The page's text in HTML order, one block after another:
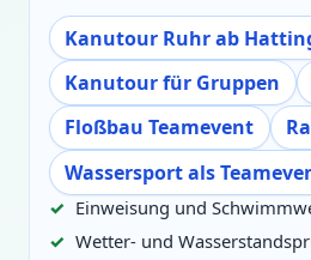
Kanutour Ruhr ab
Kanutour für Gruppen
Floßbau Teamevent
Wassersport als
Einweisung und
Wetter- und